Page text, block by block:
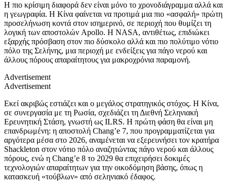
Η πιο κρίσιμη διαφορά δεν είναι μόνο το χρονοδιάγραμμα αλλά και
η γεωγραφία. Η Κίνα φαίνεται να προτιμά μια πιο «ασφαλή» πρώτη
προσελήνωση κοντά στον ισημερινό, σε περιοχή που θυμίζει τη
λογική των αποστολών Apollo. Η NASA, αντιθέτως, επιδιώκει
εξαρχής πρόσβαση στον πιο δύσκολο αλλά και πιο πολύτιμο νότιο
πόλο της Σελήνης, μια περιοχή με ενδείξεις για πάγο νερού και
άλλους πόρους απαραίτητους για μακροχρόνια παραμονή.
Advertisement
Advertisement
Εκεί ακριβώς εστιάζει και ο μεγάλος στρατηγικός στόχος. Η Κίνα,
σε συνεργασία με τη Ρωσία, σχεδιάζει τη Διεθνή Σεληνιακή
Ερευνητική Στάση, γνωστή ως ILRS. Η πρώτη φάση θα είναι μη
επανδρωμένη: η αποστολή Chang’e 7, που προγραμματίζεται για
αργότερα μέσα στο 2026, αναμένεται να εξερευνήσει τον κρατήρα
Shackleton στον νότιο πόλο αναζητώντας πάγο νερού και άλλους
πόρους, ενώ η Chang’e 8 το 2029 θα επιχειρήσει δοκιμές
τεχνολογιών απαραίτητων για την οικοδόμηση βάσης, όπως η
κατασκευή «τούβλων» από σεληνιακό έδαφος.